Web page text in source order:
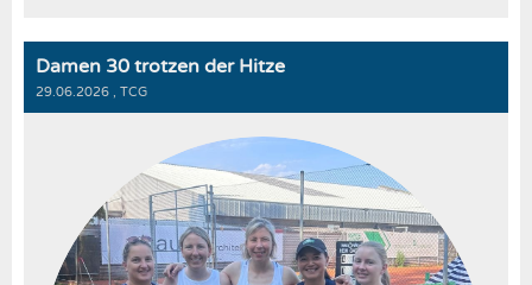
Damen 30 trotzen der Hitze
29.06.2026 , TCG